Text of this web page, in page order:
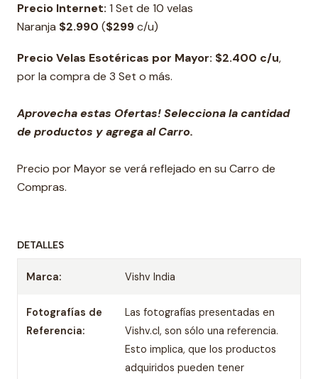
Precio Internet: 1 Set de 10 velas
Naranja $2.990 ($299c/u)
Precio Velas Esotéricas por Mayor: $2.400 c/u,
por la compra de 3 Set o más.
Aprovecha estas Ofertas! Selecciona la cantidad
de productos y agrega al Carro.
Precio por Mayor se verá reflejado en su Carro de
Compras.
DETALLES
Marca: Vishv India
Fotografías de
Referencia:
Las fotografías presentadas en
Vishv.cl, son sólo una referencia.
Esto implica, que los productos
adquiridos pueden tener